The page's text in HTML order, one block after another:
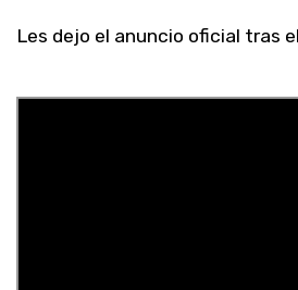
Les dejo el anuncio oficial tras